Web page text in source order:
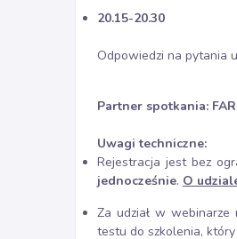
20.15-20.30
Odpowiedzi na pytania
Partner spotkania:
Uwagi techniczne:
Rejestracja jest bez
jednocześnie. O
Za udział w webinarze
testu do szkolenia,